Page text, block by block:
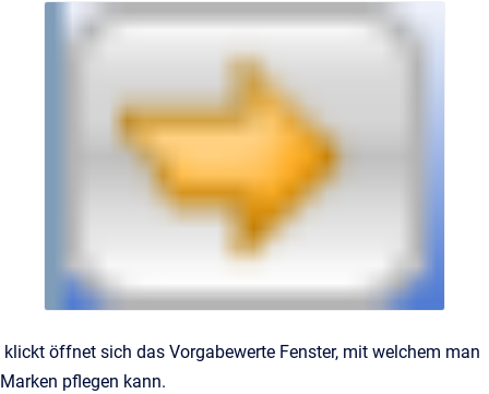
klickt öffnet sich das Vorgabewerte Fenster, mit welchem man
Marken pflegen kann.